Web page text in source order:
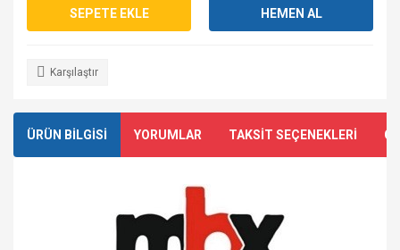
SEPETE EKLE HEMEN AL
Karşılaştır
ÜRÜN BİLGİSİ YORUMLAR TAKSİT SEÇENEKLERİ